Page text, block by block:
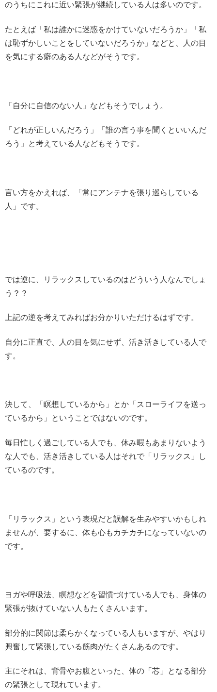
のうちにこれに近い緊張が継続している人は多いのです。
たとえば「私は誰かに迷惑をかけていないだろうか」「私
は恥ずかしいことをしていないだろうか」などと、人の目
を気にする癖のある人などがそうです。
「自分に自信のない人」などもそうでしょう。
「どれが正しいんだろう」「誰の言う事を聞くといいんだ
ろう」と考えている人などもそうです。
言い方をかえれば、「常にアンテナを張り巡らしている
人」です。
では逆に、リラックスしているのはどういう人なんでしょ
う？？
上記の逆を考えてみればお分かりいただけるはずです。
自分に正直で、人の目を気にせず、活き活きしている人で
す。
決して、「瞑想しているから」とか「スローライフを送っ
ているから」ということではないのです。
毎日忙しく過ごしている人でも、休み暇もあまりないよう
な人でも、活き活きしている人はそれで「リラックス」し
ているのです。
「リラックス」という表現だと誤解を生みやすいかもしれ
ませんが、要するに、体も心もカチカチになっていないの
です。
ヨガや呼吸法、瞑想などを習慣づけている人でも、身体の
緊張が抜けていない人もたくさんいます。
部分的に関節は柔らかくなっている人もいますが、やはり
興奮して緊張している筋肉がたくさんあるのです。
主にそれは、背骨やお腹といった、体の「芯」となる部分
の緊張として現れています。